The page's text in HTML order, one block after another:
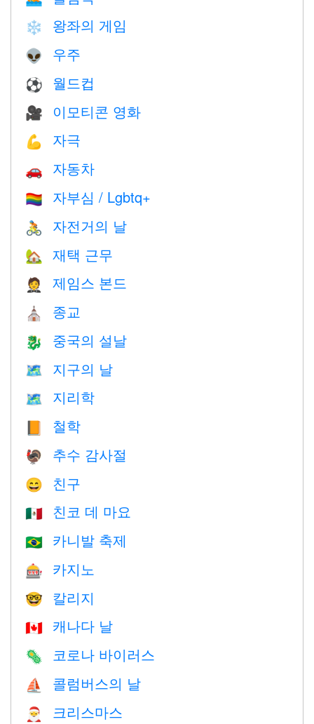
❄️ 왕좌의 게임
👽 우주
⚽ 월드컵
🎥 이모티콘 영화
💪 자극
🚗 자동차
🏳️‍🌈 자부심 / Lgbtq+
🚴 자전거의 날
🏡 재택 근무
🤵 제임스 본드
⛪️ 종교
🐉 중국의 설날
🗺️ 지구의 날
🗺 지리학
📙 철학
🦃 추수 감사절
😄 친구
🇲🇽 친코 데 마요
🇧🇷 카니발 축제
🎰 카지노
🤓 칼리지
🇨🇦 캐나다 날
🦠 코로나 바이러스
⛵️ 콜럼버스의 날
🎅 크리스마스